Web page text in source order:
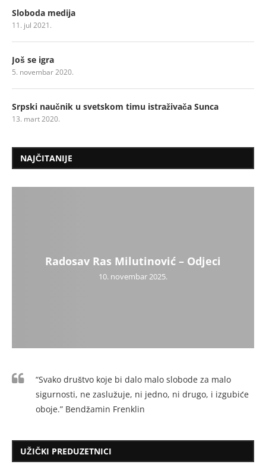
Sloboda medija
11. jul 2021.
Još se igra
5. novembar 2020.
Srpski naučnik u svetskom timu istraživača Sunca
13. mart 2020.
NAJČITANIJE
Radosav Ras Milutinović – Odjeci
10. novembar 2025.
“Svako društvo koje bi dalo malo slobode za malo
sigurnosti, ne zaslužuje, ni jedno, ni drugo, i izgubiće
oboje.” Bendžamin Frenklin
UŽIČKI PREDUZETNICI